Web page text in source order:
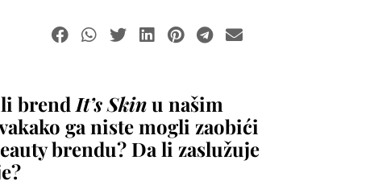
brend It’s Skinu našim
ga niste mogli zaobići
brendu? Da li zaslužuje